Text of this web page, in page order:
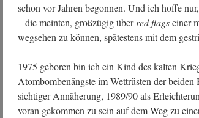
schon vor Jah­ren begon­nen. Und ich hof­fe
– die mein­ten, groß­zü­gig überred flagseiner
weg­se­hen zu kön­nen, spä­tes­tens mit dem
1975 gebo­ren bin ich ein Kind des kal­ten
Atom­bom­ben­ängs­te im Wett­rüs­ten der
sich­ti­ger Annä­he­rung, 1989/90 als
vor­an gekom­men zu sein auf dem Weg zu